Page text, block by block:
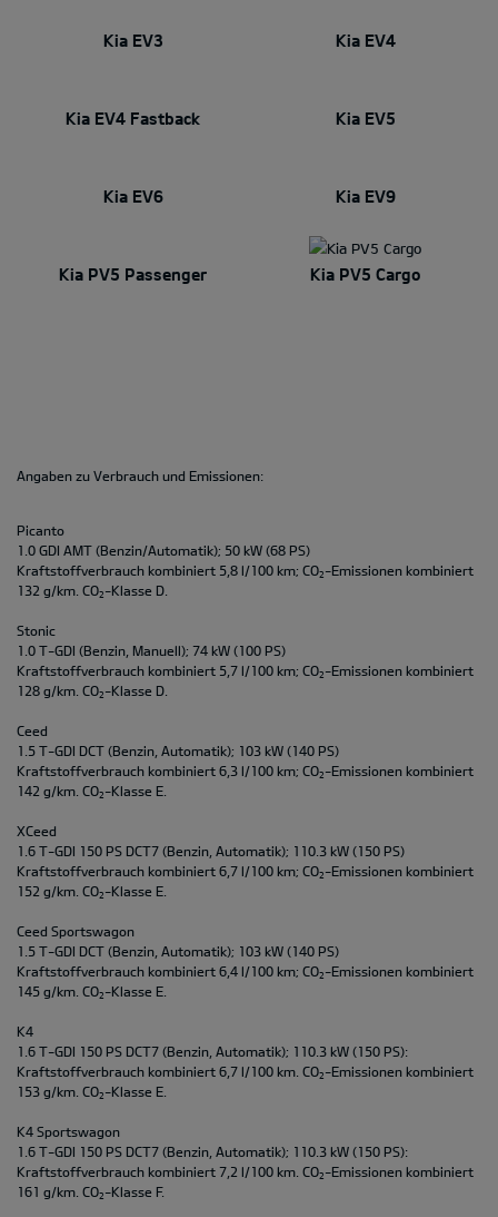
Kia EV3 Kia EV4
Kia EV4 Fastback Kia EV5
Kia EV6 Kia EV9
Kia PV5 Passenger Kia PV5 Cargo
Angaben zu Verbrauch und Emissionen:
Picanto
1.0 GDI AMT (Benzin/Automatik); 50 kW (68 PS)
Kraftstoffverbrauch kombiniert 5,8 l/100 km; CO2 -Emissionen kombiniert
132 g/km. CO2 -Klasse D.
Stonic
1.0 T-GDI (Benzin, Manuell); 74 kW (100 PS)
Kraftstoffverbrauch kombiniert 5,7 l/100 km; CO2 -Emissionen kombiniert
128 g/km. CO2 -Klasse D.
Ceed
1.5 T-GDI DCT (Benzin, Automatik); 103 kW (140 PS)
Kraftstoffverbrauch kombiniert 6,3 l/100 km; CO2 -Emissionen kombiniert
142 g/km. CO2 -Klasse E.
XCeed
1.6 T-GDI 150 PS DCT7 (Benzin, Automatik); 110.3 kW (150 PS)
Kraftstoffverbrauch kombiniert 6,7 l/100 km; CO2 -Emissionen kombiniert
152 g/km. CO2 -Klasse E.
Ceed Sportswagon
1.5 T-GDI DCT (Benzin, Automatik); 103 kW (140 PS)
Kraftstoffverbrauch kombiniert 6,4 l/100 km; CO2 -Emissionen kombiniert
145 g/km. CO2 -Klasse E.
K4
1.6 T-GDI 150 PS DCT7 (Benzin, Automatik); 110.3 kW (150 PS):
Kraftstoffverbrauch kombiniert 6,7 l/100 km. CO2 -Emissionen kombiniert
153 g/km. CO2 -Klasse E.
K4 Sportswagon
1.6 T-GDI 150 PS DCT7 (Benzin, Automatik); 110.3 kW (150 PS):
Kraftstoffverbrauch kombiniert 7,2 l/100 km. CO2 -Emissionen kombiniert
161 g/km. CO2 -Klasse F.